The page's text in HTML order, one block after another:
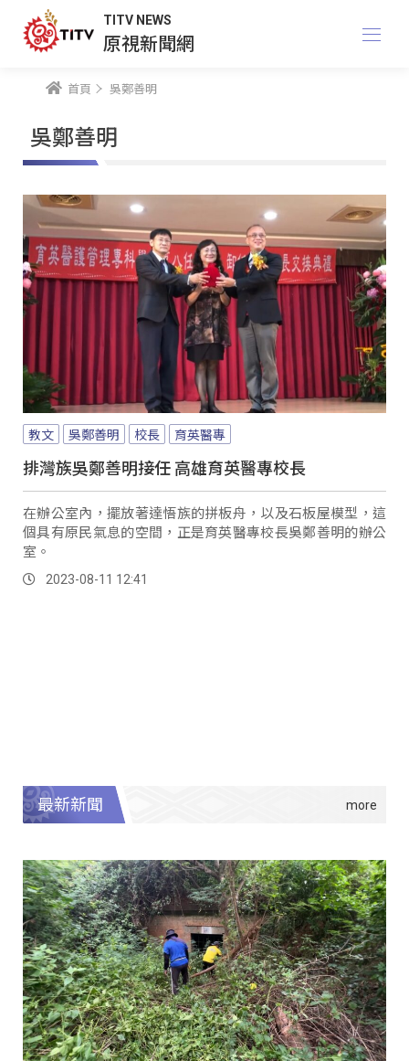
TITV NEWS
原視新聞網
首頁 吳鄭善明
吳鄭善明
教文 吳鄭善明 校長 育英醫專
排灣族吳鄭善明接任 高雄育英醫專校長
在辦公室內，擺放著達悟族的拼板舟，以及石板屋模型，這
個具有原民氣息的空間，正是育英醫專校長吳鄭善明的辦公
室。
2023-08-11 12:41
最新新聞